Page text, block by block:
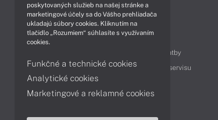
Videá
Obsah
Možnosti doručenia a platby
Podpora a servis
Servisné služby Cenník servisu
Kontakty
043 4224 771
Obchodné oddelenie
poskytovaných služieb na našej stránke a
marketingové účely sa do Vášho prehliadača
ukladajú súbory cookies. Kliknutím na
tlačidlo „Rozumiem“ súhlasíte s využívaním
cookies.
Funkčné a technické cookies
Analytické cookies
Marketingové a reklamné cookies